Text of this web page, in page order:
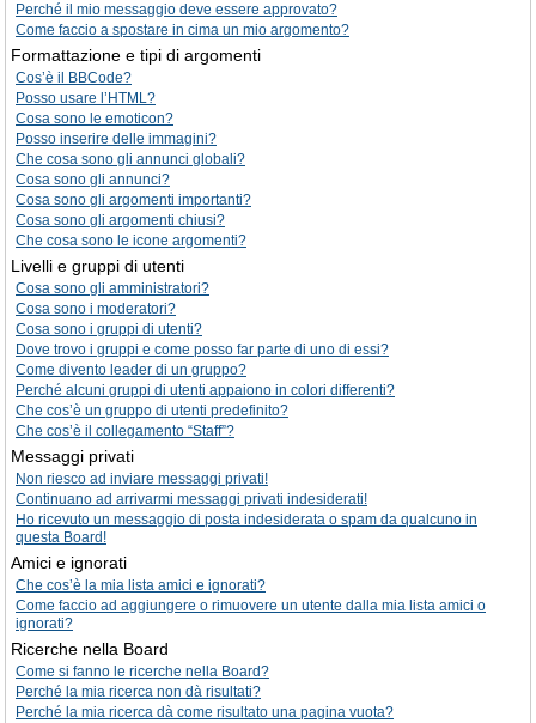
Perché il mio messaggio deve essere approvato?
Come faccio a spostare in cima un mio argomento?
Formattazione e tipi di argomenti
Cos’è il BBCode?
Posso usare l’HTML?
Cosa sono le emoticon?
Posso inserire delle immagini?
Che cosa sono gli annunci globali?
Cosa sono gli annunci?
Cosa sono gli argomenti importanti?
Cosa sono gli argomenti chiusi?
Che cosa sono le icone argomenti?
Livelli e gruppi di utenti
Cosa sono gli amministratori?
Cosa sono i moderatori?
Cosa sono i gruppi di utenti?
Dove trovo i gruppi e come posso far parte di uno di essi?
Come divento leader di un gruppo?
Perché alcuni gruppi di utenti appaiono in colori differenti?
Che cos’è un gruppo di utenti predefinito?
Che cos’è il collegamento “Staff”?
Messaggi privati
Non riesco ad inviare messaggi privati!
Continuano ad arrivarmi messaggi privati indesiderati!
Ho ricevuto un messaggio di posta indesiderata o spam da qualcuno in
questa Board!
Amici e ignorati
Che cos’è la mia lista amici e ignorati?
Come faccio ad aggiungere o rimuovere un utente dalla mia lista amici o
ignorati?
Ricerche nella Board
Come si fanno le ricerche nella Board?
Perché la mia ricerca non dà risultati?
Perché la mia ricerca dà come risultato una pagina vuota?